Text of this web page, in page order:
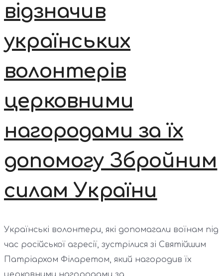
відзначив
українських
волонтерів
церковними
нагородами за їх
допомогу Збройним
силам України
Українські волонтери, які допомагали воїнам під
час російської агресії, зустрілися зі Святійшим
Патріархом Філаретом, який нагородив їх